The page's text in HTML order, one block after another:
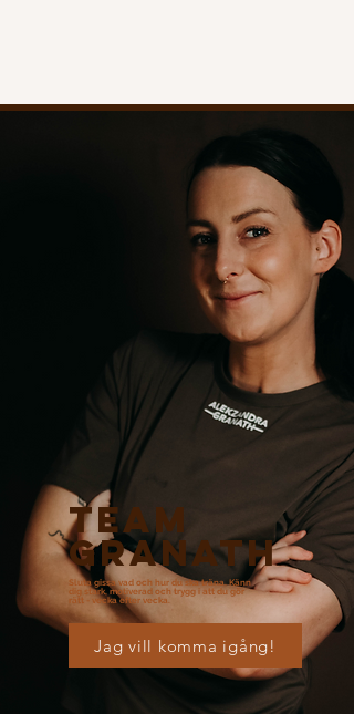
TEAM
GRANATH
Sluta gissa vad och hur du ska träna. Känn
dig stark, motiverad och trygg i att du gör
rätt - vecka efter vecka.
Jag vill komma igång!